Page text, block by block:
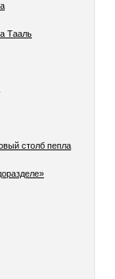
Тааль
столб пепла